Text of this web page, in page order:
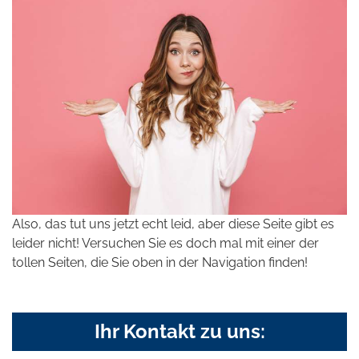
Also, das tut uns jetzt echt leid, aber diese Seite gibt es
leider nicht! Versuchen Sie es doch mal mit einer der
tollen Seiten, die Sie oben in der Navigation finden!
Ihr Kontakt zu uns: